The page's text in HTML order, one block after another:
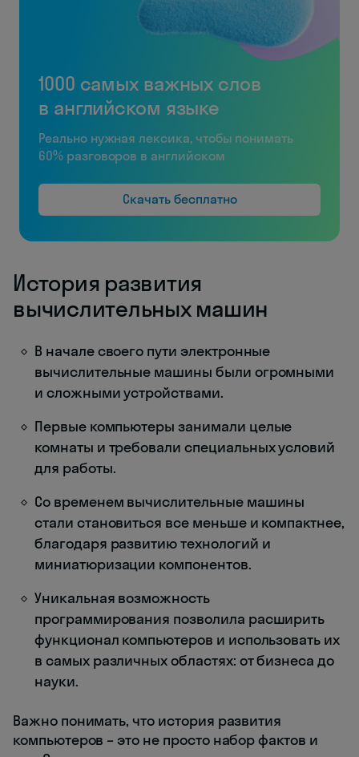
1000 самых важных слов
в английском языке
Реально нужная лексика, чтобы понимать
60% разговоров в английском
Скачать бесплатно
История развития
вычислительных машин
В начале своего пути электронные
вычислительные машины были огромными
и сложными устройствами.
Первые компьютеры занимали целые
комнаты и требовали специальных условий
для работы.
Со временем вычислительные машины
стали становиться все меньше и компактнее,
благодаря развитию технологий и
миниатюризации компонентов.
Уникальная возможность
программирования позволила расширить
функционал компьютеров и использовать их
в самых различных областях: от бизнеса до
науки.
Важно понимать, что история развития
компьютеров – это не просто набор фактов и